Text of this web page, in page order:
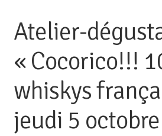
Atelier-
« Cocorico!!!
whiskys
jeudi 5